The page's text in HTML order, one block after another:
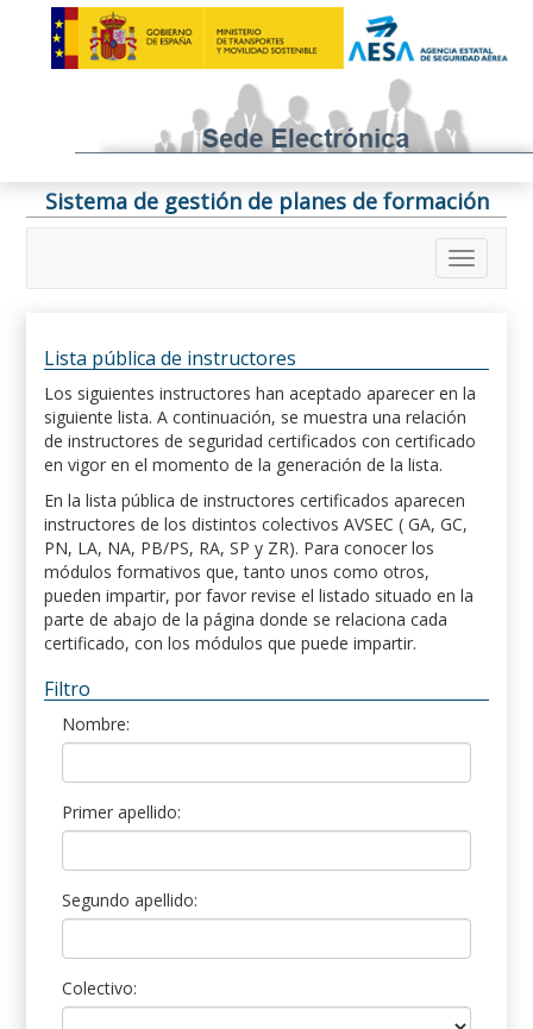
Sistema de gestión de planes de formación
Lista pública de instructores
Los siguientes instructores han aceptado aparecer en la
siguiente lista. A continuación, se muestra una relación
de instructores de seguridad certificados con certificado
en vigor en el momento de la generación de la lista.
En la lista pública de instructores certificados aparecen
instructores de los distintos colectivos AVSEC ( GA, GC,
PN, LA, NA, PB/PS, RA, SP y ZR). Para conocer los
módulos formativos que, tanto unos como otros,
pueden impartir, por favor revise el listado situado en la
parte de abajo de la página donde se relaciona cada
certificado, con los módulos que puede impartir.
Filtro
Nombre:
Primer apellido:
Segundo apellido:
Colectivo: